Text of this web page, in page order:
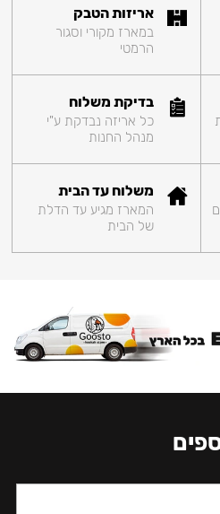
אריזות הטבק
במארז מקורי וסגור
הרמטי
בדיקת משלוח
כל אריזה נבדקת ע"י
מנהל החנות
משלוח עד הבית
המארז מגיע עד הדלת
של הבית